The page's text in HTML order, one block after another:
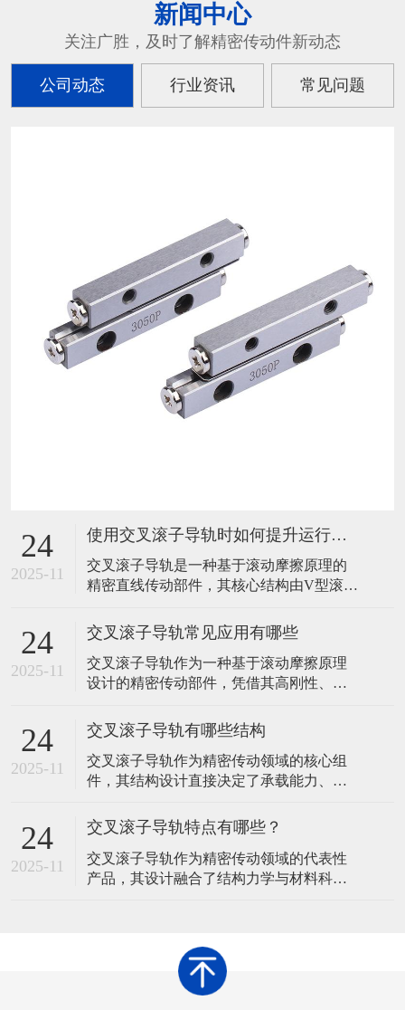
新闻中心
关注广胜，及时了解精密传动件新动态
公司动态 行业资讯 常见问题
24
2025-11
使用交叉滚子导轨时如何提升运行稳定性？
​交叉滚子导轨是一种基于滚动摩擦原理的
精密直线传动部件，其核心结构由V型滚道
组成。那么，在使用交叉滚子导轨时，提
升运行稳定性需从安装精度、润滑维护、
环境控制、负载管理、定期检查及操作规
范等多方面综合优化。以下是具体措施及
度问题
24
2025-11
交叉滚子导轨常见应用有哪些
交叉滚子导轨作为一种基于滚动摩擦原理
设计的精密传动部件，凭借其高刚性、低
展现出广泛的应用价值。其核心结构由V型
滚道导轨、圆柱滚子及保持架组成，通过
滚子在滚道内的交错排列实现直线运动，
这种设计使其能够同时承受垂直、水平及
撑组件
24
2025-11
交叉滚子导轨有哪些结构
交叉滚子导轨作为精密传动领域的核心组
件，其结构设计直接决定了承载能力、运
列、滚道形状及辅助结构，不同类型的交
叉滚子导轨形成了各自的技术特点，以适
应多样化的工业需求。以下从基础结构到
衍生设计，系统梳理交叉滚子导轨的常见
24
2025-11
交叉滚子导轨特点有哪些？
交叉滚子导轨作为精密传动领域的代表性
产品，其设计融合了结构力学与材料科学
精度、摩擦特性及环境适应性等方面展现
出显著优势，成为工业自动化、精密加工
及高端装备制造中的核心传动元件。 交叉